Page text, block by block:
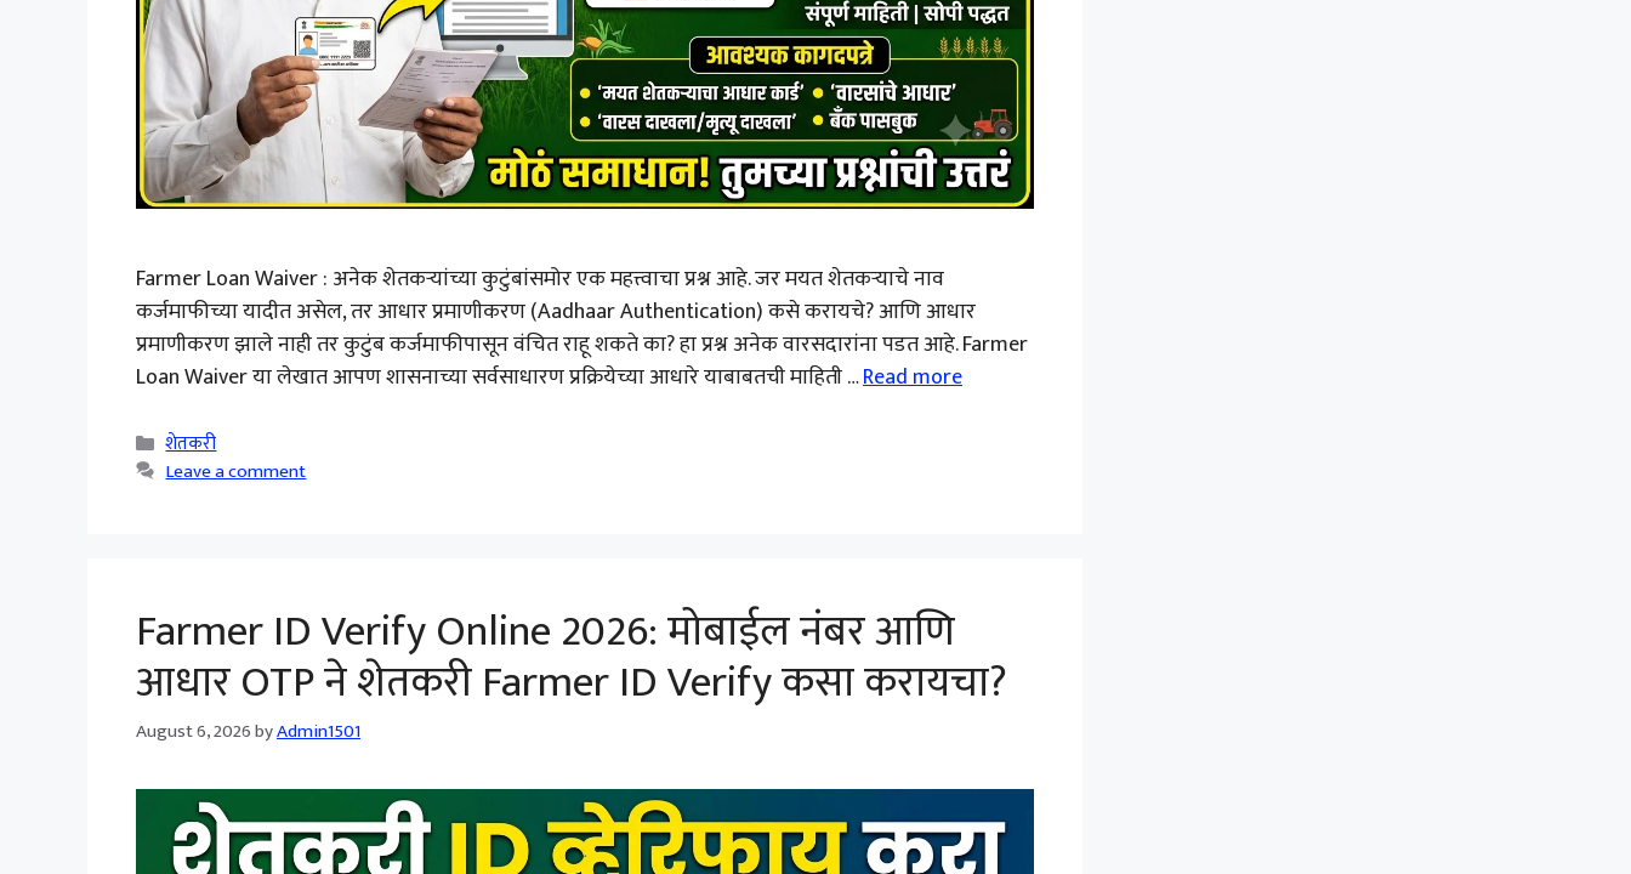
Farmer Loan Waiver : अनेक शेतकऱ्यांच्या कुटुंबांसमोर एक महत्त्वाचा प्रश्न आहे. जर मयत शेतकऱ्याचे नाव
कर्जमाफीच्या यादीत असेल, तर आधार प्रमाणीकरण (Aadhaar Authentication) कसे करायचे? आणि आधार
प्रमाणीकरण झाले नाही तर कुटुंब कर्जमाफीपासून वंचित राहू शकते का? हा प्रश्न अनेक वारसदारांना पडत आहे. Farmer
Loan Waiver या लेखात आपण शासनाच्या सर्वसाधारण प्रक्रियेच्या आधारे याबाबतची माहिती …Read more
Categories
शेतकरी
Leave a comment
Farmer ID Verify Online 2026: मोबाईल नंबर आणि
आधार OTP ने शेतकरी Farmer ID Verify कसा करायचा?
August 6, 2026byAdmin1501